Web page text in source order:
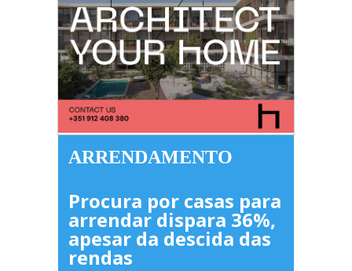
ARRENDAMENTO
Procura por casas para
arrendar dispara 36%,
apesar da descida das
rendas